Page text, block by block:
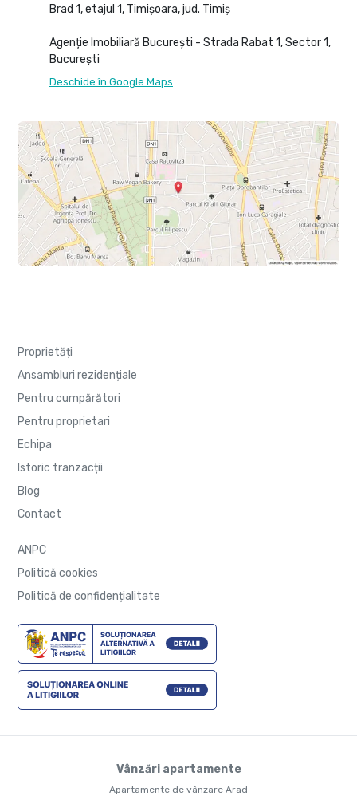
Brad 1, etajul 1, Timișoara, jud. Timiș
Agenție Imobiliară București - Strada Rabat 1, Sector 1,
București
Deschide în Google Maps
Proprietăți
Ansambluri rezidențiale
Pentru cumpărători
Pentru proprietari
Echipa
Istoric tranzacții
Blog
Contact
ANPC
Politică cookies
Politică de confidențialitate
Vânzări apartamente
Apartamente de vânzare Arad